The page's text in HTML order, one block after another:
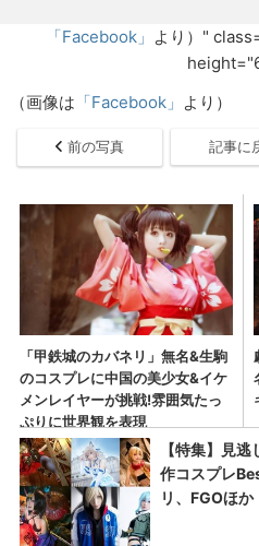
「Facebook」 より）"
（画像は 「Facebook」 より）
前の写真 記事に